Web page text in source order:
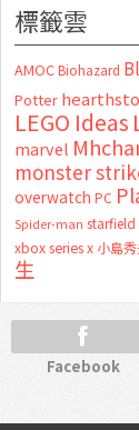
標籤雲
AMOC Biohazard
Potter
LEGO Ideas
marvel
monster
overwatch PC
Spider-man starfield
xbox series x 小島
生
Facebook